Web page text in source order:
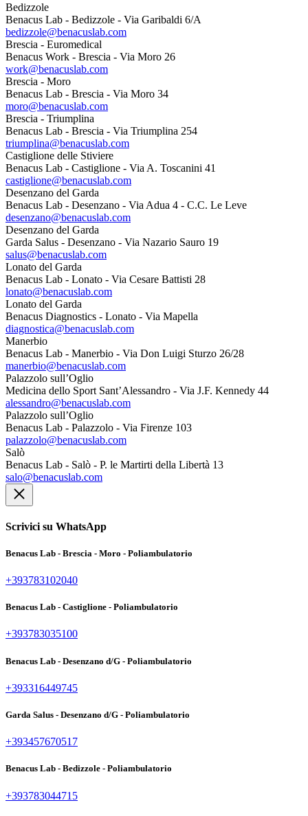
Bedizzole
Benacus Lab - Bedizzole - Via Garibaldi 6/A
bedizzole@benacuslab.com
Brescia - Euromedical
Benacus Work - Brescia - Via Moro 26
work@benacuslab.com
Brescia - Moro
Benacus Lab - Brescia - Via Moro 34
moro@benacuslab.com
Brescia - Triumplina
Benacus Lab - Brescia - Via Triumplina 254
triumplina@benacuslab.com
Castiglione delle Stiviere
Benacus Lab - Castiglione - Via A. Toscanini 41
castiglione@benacuslab.com
Desenzano del Garda
Benacus Lab - Desenzano - Via Adua 4 - C.C. Le Leve
desenzano@benacuslab.com
Desenzano del Garda
Garda Salus - Desenzano - Via Nazario Sauro 19
salus@benacuslab.com
Lonato del Garda
Benacus Lab - Lonato - Via Cesare Battisti 28
lonato@benacuslab.com
Lonato del Garda
Benacus Diagnostics - Lonato - Via Mapella
diagnostica@benacuslab.com
Manerbio
Benacus Lab - Manerbio - Via Don Luigi Sturzo 26/28
manerbio@benacuslab.com
Palazzolo sull’Oglio
Medicina dello Sport Sant’Alessandro - Via J.F. Kennedy 44
alessandro@benacuslab.com
Palazzolo sull’Oglio
Benacus Lab - Palazzolo - Via Firenze 103
palazzolo@benacuslab.com
Salò
Benacus Lab - Salò - P. le Martirti della Libertà 13
salo@benacuslab.com
Scrivici su WhatsApp
Benacus Lab - Brescia - Moro - Poliambulatorio
+393783102040
Benacus Lab - Castiglione - Poliambulatorio
+393783035100
Benacus Lab - Desenzano d/G - Poliambulatorio
+393316449745
Garda Salus - Desenzano d/G - Poliambulatorio
+393457670517
Benacus Lab - Bedizzole - Poliambulatorio
+393783044715